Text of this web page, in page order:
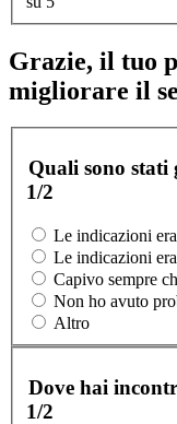
Grazie, il tuo
migliorare il
Quali sono stati
1/2
Le indicazioni
Le indicazioni
Capivo sempre
Non ho avuto
Altro
Dove hai
1/2